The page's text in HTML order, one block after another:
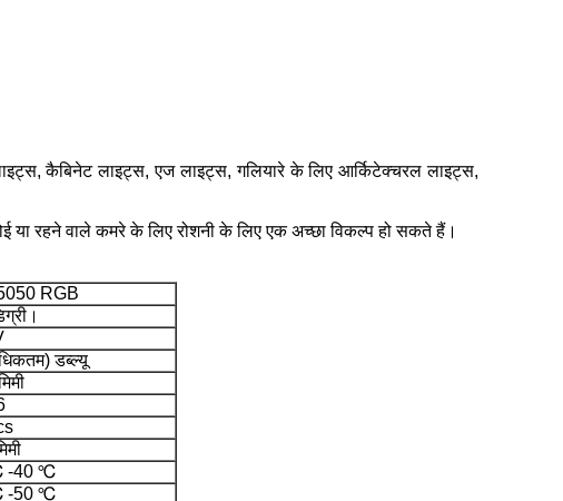
कैबिनेट लाइट्स, एज लाइट्स, गलियारे के लिए आर्किटेक्चरल लाइट्स,
या रहने वाले कमरे के लिए रोशनी के लिए एक अच्छा विकल्प हो सकते हैं।
RGB
डब्ल्यू
-40 ℃
-50 ℃